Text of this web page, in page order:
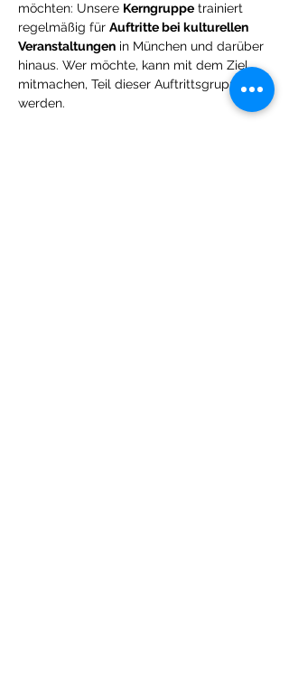
möchten: Unsere Kerngruppe trainiert
regelmäßig für Auftritte bei kulturellen
Veranstaltungen in München und darüber
hinaus. Wer möchte, kann mit dem Ziel
mitmachen, Teil dieser Auftrittsgruppe zu
werden.